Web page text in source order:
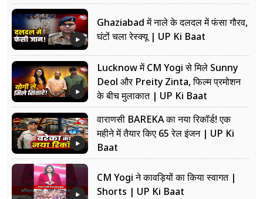
Ghaziabad में नाले के दलदल में फंसा गौरव,
घंटों चला रेस्क्यू | UP Ki Baat
Lucknow में CM Yogi से मिले Sunny
Deol और Preity Zinta, फिल्म प्रमोशन
के बीच मुलाकात | UP Ki Baat
वाराणसी BAREKA का नया रिकॉर्ड! एक
महीने में तैयार किए 65 रेल इंजन | UP Ki
Baat
CM Yogi ने कावड़ियों का किया स्वागत |
Shorts | UP Ki Baat